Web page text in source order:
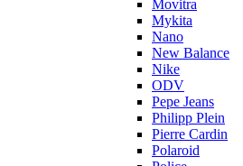
Movitra
Mykita
Nano
New Balance
Nike
ODV
Pepe Jeans
Philipp Plein
Pierre Cardin
Polaroid